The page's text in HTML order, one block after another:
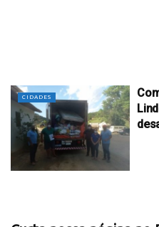
CIDADES